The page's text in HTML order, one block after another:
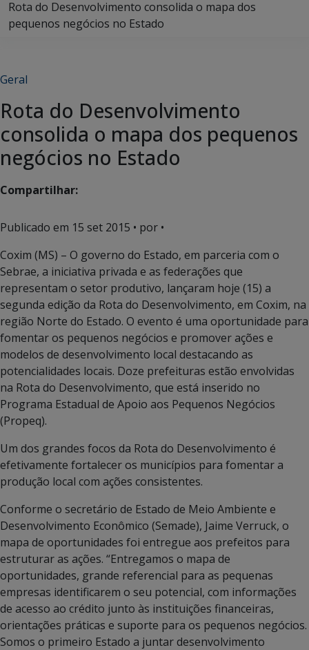
Rota do Desenvolvimento consolida o mapa dos
pequenos negócios no Estado
Geral
Rota do Desenvolvimento
consolida o mapa dos pequenos
negócios no Estado
Compartilhar:
Publicado em 15 set 2015 • por •
Coxim (MS) – O governo do Estado, em parceria com o
Sebrae, a iniciativa privada e as federações que
representam o setor produtivo, lançaram hoje (15) a
segunda edição da Rota do Desenvolvimento, em Coxim, na
região Norte do Estado. O evento é uma oportunidade para
fomentar os pequenos negócios e promover ações e
modelos de desenvolvimento local destacando as
potencialidades locais. Doze prefeituras estão envolvidas
na Rota do Desenvolvimento, que está inserido no
Programa Estadual de Apoio aos Pequenos Negócios
(Propeq).
Um dos grandes focos da Rota do Desenvolvimento é
efetivamente fortalecer os municípios para fomentar a
produção local com ações consistentes.
Conforme o secretário de Estado de Meio Ambiente e
Desenvolvimento Econômico (Semade), Jaime Verruck, o
mapa de oportunidades foi entregue aos prefeitos para
estruturar as ações. “Entregamos o mapa de
oportunidades, grande referencial para as pequenas
empresas identificarem o seu potencial, com informações
de acesso ao crédito junto às instituições financeiras,
orientações práticas e suporte para os pequenos negócios.
Somos o primeiro Estado a juntar desenvolvimento